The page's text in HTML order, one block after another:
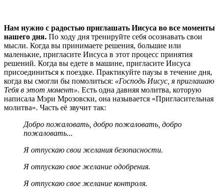
Нам нужно с радостью приглашать Иисуса во все моменты
нашего дня. По ходу дня тренируйте себя осознавать свои
мысли. Когда вы принимаете решения, большие или
маленькие, пригласите Иисуса в этот процесс принятия
решений. Когда вы едете в машине, пригласите Иисуса
присоединиться к поездке. Практикуйте паузы в течение дня,
когда вы смогли бы помолиться: «Господь Иисус, я приглашаю
Тебя в этот момент». Есть одна давняя молитва, которую
написала Мэри Мрозовски, она называется «Пригласительная
молитва». Часть её звучит так:
Добро пожаловать, добро пожаловать, добро
пожаловать...
Я отпускаю свои желания безопасности.
Я отпускаю свое желание одобрения.
Я отпускаю свое желание контроля.